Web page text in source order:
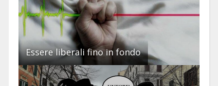
Essere liberali fino in fondo